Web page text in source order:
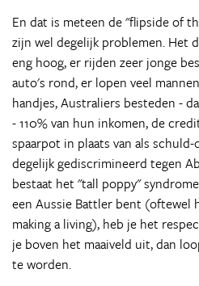
En dat is meteen de "flipside of
zijn wel degelijk problemen. Het
eng hoog, er rijden zeer jonge
auto's rond, er lopen veel
handjes, Australiers besteden -
- 110% van hun inkomen, de
spaarpot in plaats van als
degelijk gediscrimineerd tegen
bestaat het "tall poppy"
een Aussie Battler bent (oftewel
making a living), heb je het
je boven het maaiveld uit, dan
te worden.